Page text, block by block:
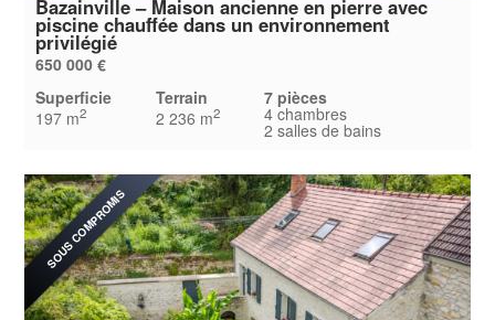
Bazainville – Maison ancienne en pierre avec
piscine chauffée dans un environnement
privilégié
650 000 €
Superficie
197 m2
Terrain
2 236 m2
7 pièces
4 chambres
2 salles de bains
SOUS COMPROMIS